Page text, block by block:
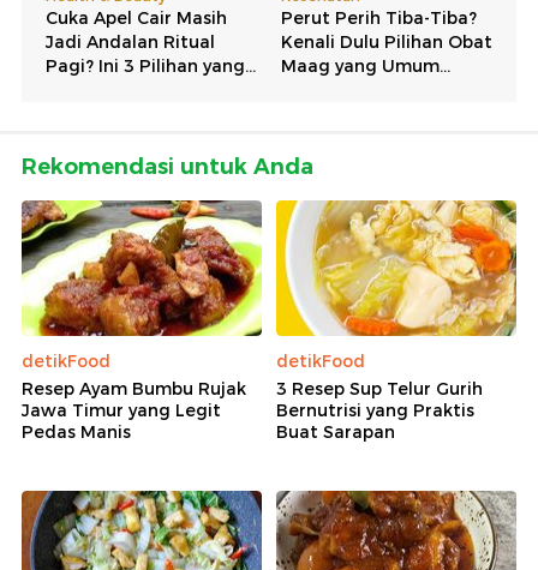
Rekomendasi untuk Anda
detikFood
Resep Ayam Bumbu Rujak
Jawa Timur yang Legit
Pedas Manis
detikFood
3 Resep Sup Telur Gurih
Bernutrisi yang Praktis
Buat Sarapan